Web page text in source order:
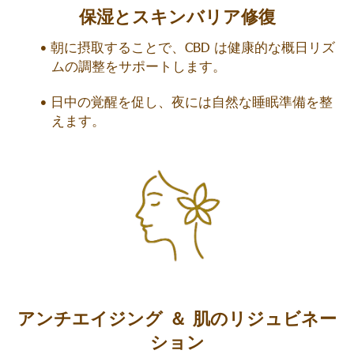
保湿とスキンバリア修復
朝に摂取することで、CBD は健康的な概日リズ
ムの調整をサポートします。
日中の覚醒を促し、夜には自然な睡眠準備を整
えます。
アンチエイジング ＆ 肌のリジュビネー
ション